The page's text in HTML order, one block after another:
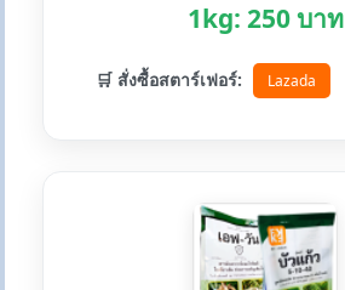
1kg: 250 บาท
🛒 สั่งซื้อสตาร์เฟอร์: Lazada